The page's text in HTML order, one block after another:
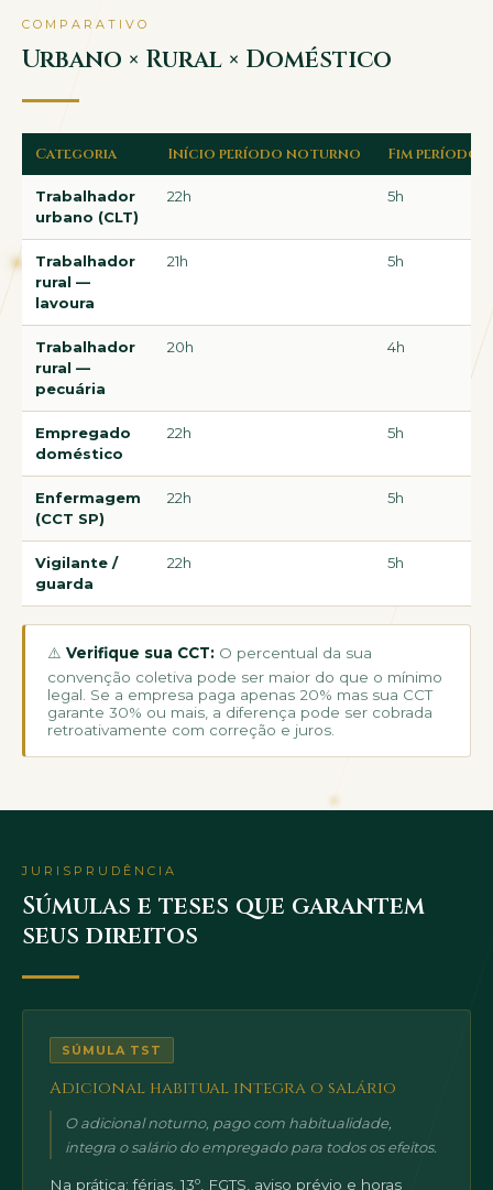
COMPARATIVO
Urbano × Rural × Doméstico
Categoria Início período noturno Fim
Trabalhador
urbano (CLT)
22h 5h
Trabalhador
rural —
lavoura
21h 5h
Trabalhador
rural —
pecuária
20h 4h
Empregado
doméstico
22h 5h
Enfermagem
(CCT SP)
22h 5h
Vigilante /
guarda
22h 5h
⚠️ Verifique sua CCT: O percentual da sua
convenção coletiva pode ser maior do que o mínimo
legal. Se a empresa paga apenas 20% mas sua CCT
garante 30% ou mais, a diferença pode ser cobrada
retroativamente com correção e juros.
JURISPRUDÊNCIA
Súmulas e teses que garantem
seus direitos
SÚMULA TST
Adicional habitual integra o salário
O adicional noturno, pago com habitualidade,
integra o salário do empregado para todos os efeitos.
Na prática: férias, 13º, FGTS, aviso prévio e horas